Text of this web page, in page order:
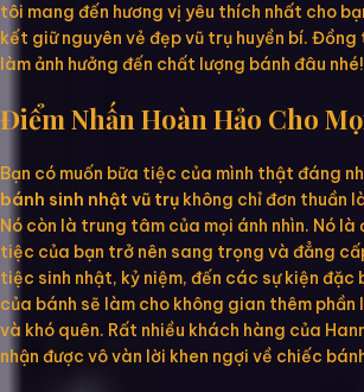
tôi mang đến hương vị yêu thích nhất cho
kết giữ nguyên vẻ đẹp vũ trụ huyền bí.
làm ảnh hưởng đến chất lượng bánh đâu nhé!
Điểm Nhấn Hoàn Hảo Cho
Bạn có muốn bữa tiệc của mình thật đáng
bánh sinh nhật vũ trụ không chỉ đơn thuần
Nó còn là trung tâm của mọi ánh nhìn. Nó là
tiệc của bạn trở nên sang trọng và đẳng
tiệc sinh nhật, kỷ niệm, đến các sự kiện đặc
của bánh sẽ làm cho không gian thêm phần
và khó quên. Rất nhiều khách hàng của
nhận được vô vàn lời khen ngợi về chiếc